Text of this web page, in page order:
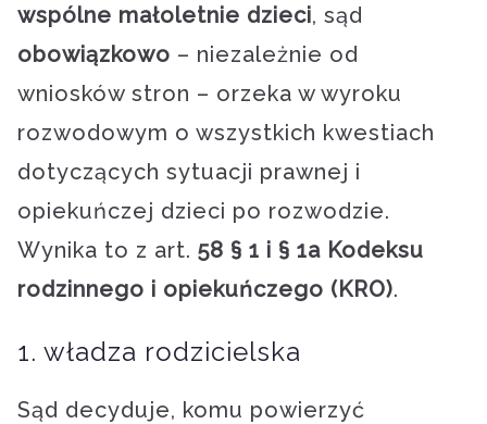
wspólne małoletnie dzieci, sąd
obowiązkowo – niezależnie od
wniosków stron – orzeka w wyroku
rozwodowym o wszystkich kwestiach
dotyczących sytuacji prawnej i
opiekuńczej dzieci po rozwodzie.
Wynika to z art. 58 § 1 i § 1a Kodeksu
rodzinnego i opiekuńczego (KRO).
1. władza rodzicielska
Sąd decyduje, komu powierzyć